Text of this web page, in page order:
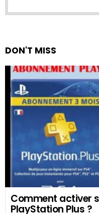
DON'T MISS
Comment activer
PlayStation Plus ?